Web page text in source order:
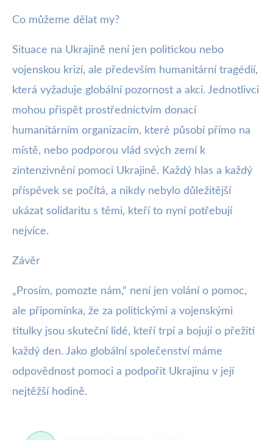
Co můžeme dělat my?
Situace na Ukrajině není jen politickou nebo
vojenskou krizí, ale především humanitární tragédií,
která vyžaduje globální pozornost a akci. Jednotlivci
mohou přispět prostřednictvím donací
humanitárním organizacím, které působí přímo na
místě, nebo podporou vlád svých zemí k
zintenzivnění pomoci Ukrajině. Každý hlas a každý
příspěvek se počítá, a nikdy nebylo důležitější
ukázat solidaritu s těmi, kteří to nyní potřebují
nejvíce.
Závěr
„Prosím, pomozte nám,“ není jen volání o pomoc,
ale připomínka, že za politickými a vojenskými
titulky jsou skuteční lidé, kteří trpí a bojují o přežití
každý den. Jako globální společenství máme
odpovědnost pomoci a podpořit Ukrajinu v její
nejtěžší hodině.